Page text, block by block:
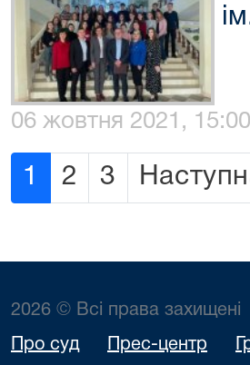
06 жовтня 2021, 15:00
1 2 3
2026 © Всі права захищені
Про суд Прес-центр